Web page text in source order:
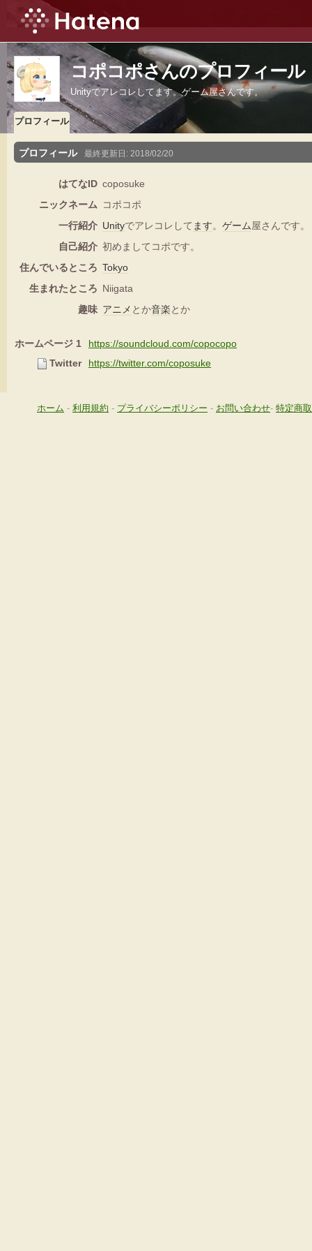
コポコポさんのプロフィール
Unityでアレコレしてます。ゲーム屋さんです。
プロフィール
プロフィール 最終更新日: 2018/02/20
はてなID coposuke
ニックネーム コポコポ
一行紹介 Unityでアレコレして ます。 ゲーム屋さんです。
自己紹介 初めましてコポです。
住んでいるところ Tokyo
生まれたところ Niigata
趣味 アニメ とか音楽とか
ホームページ 1
https://soundcloud.com/copocopo
Twitter
https://twitter.com/coposuke
ホーム - 利用規約 - プライバシーポリシー - お問い合わせ- 特定商